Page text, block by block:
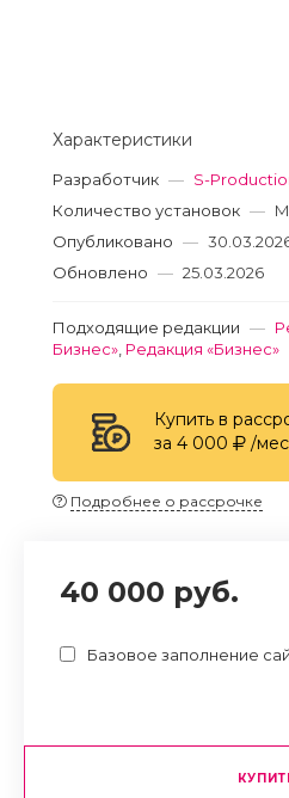
Характеристики
Разработчик — S-
Количество установок —
Опубликовано —
Обновлено — 25.03.2026
Подходящие редакции —
Бизнес» Редакция «Бизнес»
Купить в
за 4 000
/
Подробнее о рассрочке
40 000 руб.
Базовое заполнение